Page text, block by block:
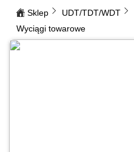
Sklep UDT/TDT/WDT
Wyciągi towarowe